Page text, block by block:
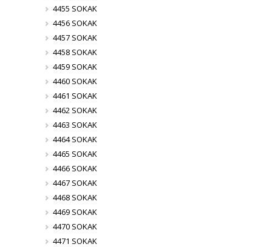
4455 SOKAK
4456 SOKAK
4457 SOKAK
4458 SOKAK
4459 SOKAK
4460 SOKAK
4461 SOKAK
4462 SOKAK
4463 SOKAK
4464 SOKAK
4465 SOKAK
4466 SOKAK
4467 SOKAK
4468 SOKAK
4469 SOKAK
4470 SOKAK
4471 SOKAK